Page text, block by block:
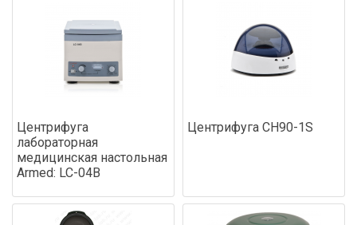
Центрифуга
лабораторная
медицинская настольная
Armed: LC-04В
Центрифуга СН90-1S